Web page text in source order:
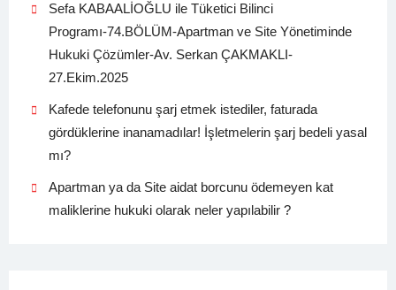
Sefa KABAALİOĞLU ile Tüketici Bilinci
Programı-74.BÖLÜM-Apartman ve Site Yönetiminde
Hukuki Çözümler-Av. Serkan ÇAKMAKLI-
27.Ekim.2025
Kafede telefonunu şarj etmek istediler, faturada
gördüklerine inanamadılar! İşletmelerin şarj bedeli yasal
mı?
Apartman ya da Site aidat borcunu ödemeyen kat
maliklerine hukuki olarak neler yapılabilir ?